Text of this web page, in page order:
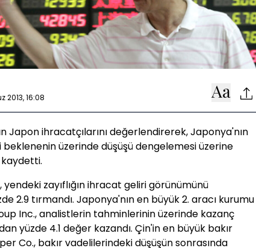
2013, 16:08
Japon ihracatçılarını değerlendirerek, Japonya'nın
üzerinde düşüşü dengelemesi üzerine
kaydetti.
zayıflığın ihracat geliri görünümünü
2.9 tırmandı. Japonya'nın en büyük 2. aracı kurumu
Inc., analistlerin tahminlerinin üzerinde kazanç
yüzde 4.1 değer kazandı. Çin'in en büyük bakır
Co., bakır vadelilerindeki düşüşün sonrasında